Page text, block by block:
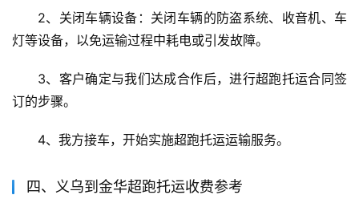
2、关闭车辆设备：关闭车辆的防盗系统、收音机、车
灯等设备，以免运输过程中耗电或引发故障。
3、客户确定与我们达成合作后，进行超跑托运合同签
订的步骤。
4、我方接车，开始实施超跑托运运输服务。
四、义乌到金华超跑托运收费参考